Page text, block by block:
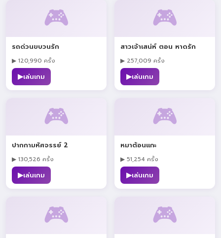
🎮
รถด่วนขบวนรัก
▶ 120,990 ครั้ง
▶เล่นเกม
🎮
สาวเจ้าเสน่ห์ ตอน หาดรัก
▶ 257,009 ครั้ง
▶เล่นเกม
🎮
ปากกามหัศจรรย์ 2
▶ 130,526 ครั้ง
▶เล่นเกม
🎮
หมาต้อนแกะ
▶ 51,254 ครั้ง
▶เล่นเกม
🎮 🎮